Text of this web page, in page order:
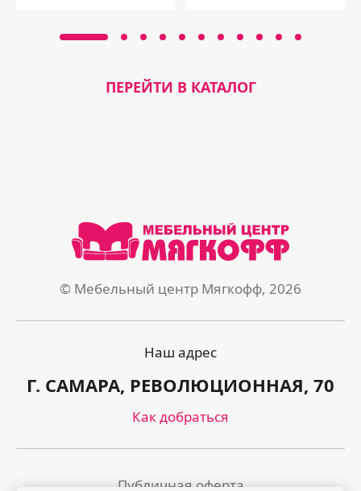
ПЕРЕЙТИ В КАТАЛОГ
© Мебельный центр Мягкофф, 2026
Наш адрес
Г. САМАРА, РЕВОЛЮЦИОННАЯ, 70
Как добраться
Публичная оферта